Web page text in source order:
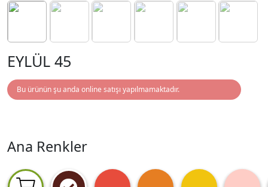
EYLÜL 45
Bu ürünün şu anda online satışı yapılmamaktadır.
Ana Renkler